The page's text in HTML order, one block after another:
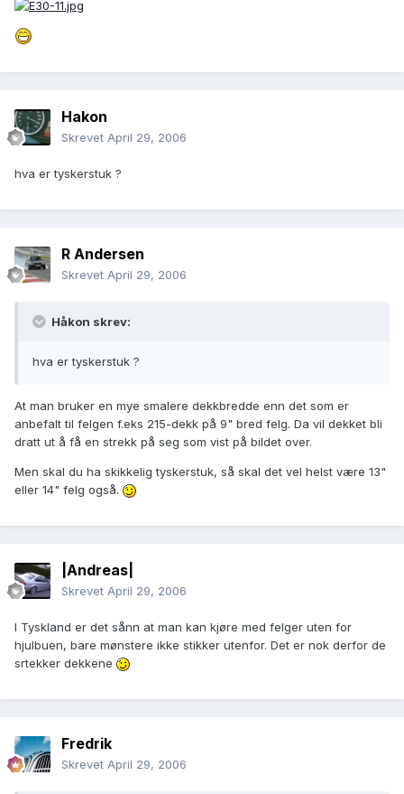
Hakon
Skrevet April 29, 2006
hva er tyskerstuk ?
R Andersen
Skrevet April 29, 2006
Håkon skrev:
hva er tyskerstuk ?
At man bruker en mye smalere dekkbredde enn det som er
anbefalt til felgen f.eks 215-dekk på 9" bred felg. Da vil dekket bli
dratt ut å få en strekk på seg som vist på bildet over.
Men skal du ha skikkelig tyskerstuk, så skal det vel helst være 13"
eller 14" felg også.
|Andreas|
Skrevet April 29, 2006
I Tyskland er det sånn at man kan kjøre med felger uten for
hjulbuen, bare mønstere ikke stikker utenfor. Det er nok derfor de
srtekker dekkene
Fredrik
Skrevet April 29, 2006